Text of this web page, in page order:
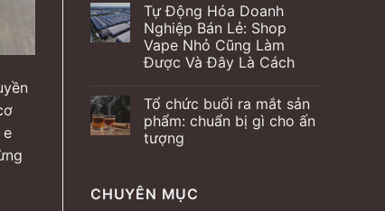
e
Tự Động Hóa Doanh
Nghiệp Bán Lẻ: Shop
Vape Nhỏ Cũng Làm
Được Và Đây Là Cách
Tổ chức buổi ra mắt sản
phẩm: chuẩn bị gì cho ấn
tượng
CHUYÊN MỤC